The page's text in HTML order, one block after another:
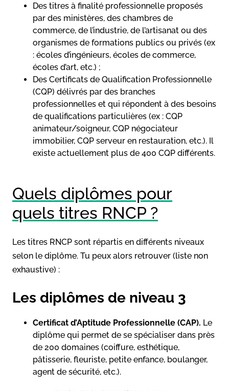
Des titres à finalité professionnelle proposés
par des ministères, des chambres de
commerce, de l’industrie, de l’artisanat ou des
organismes de formations publics ou privés (ex
: écoles d’ingénieurs, écoles de commerce,
écoles d’art, etc.) ;
Des Certificats de Qualification Professionnelle
(CQP) délivrés par des branches
professionnelles et qui répondent à des besoins
de qualifications particulières (ex : CQP
animateur/soigneur, CQP négociateur
immobilier, CQP serveur en restauration, etc.). Il
existe actuellement plus de 400 CQP différents.
Quels diplômes pour
quels titres RNCP ?
Les titres RNCP sont répartis en différents niveaux
selon le diplôme. Tu peux alors retrouver (liste non
exhaustive) :
Les diplômes de niveau 3
Certificat d’Aptitude Professionnelle (CAP). Le
diplôme qui permet de se spécialiser dans près
de 200 domaines (coiffure, esthétique,
pâtisserie, fleuriste, petite enfance, boulanger,
agent de sécurité, etc.).